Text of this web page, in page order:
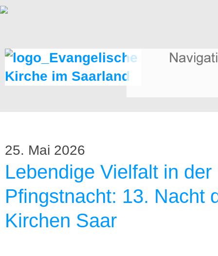
25. Mai 2026
Lebendige Vielfalt in der
Pfingstnacht: 13. Nacht
Kirchen Saar